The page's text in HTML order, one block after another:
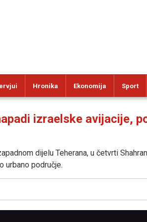
Hronika Ekonomija Sport
izraelske avijacije,
dijelu Teherana, u četvrti
urbano područje.